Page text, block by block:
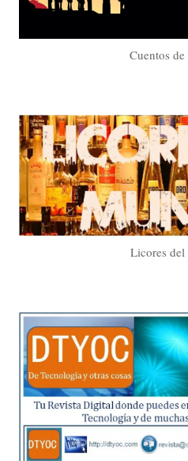
Cuentos
Licores